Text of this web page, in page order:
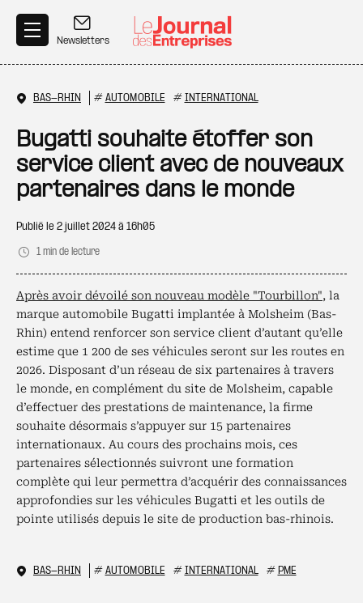
Newsletters
BAS-RHIN # AUTOMOBILE # INTERNATIONAL
Bugatti souhaite étoffer son
service client avec de nouveaux
partenaires dans le monde
Publié le 2 juillet 2024 à 16h05
1 min de lecture
Après avoir dévoilé son nouveau modèle "Tourbillon", la
marque automobile Bugatti implantée à Molsheim (Bas-
Rhin) entend renforcer son service client d’autant qu’elle
estime que 1 200 de ses véhicules seront sur les routes en
2026. Disposant d’un réseau de six partenaires à travers
le monde, en complément du site de Molsheim, capable
d’effectuer des prestations de maintenance, la firme
souhaite désormais s’appuyer sur 15 partenaires
internationaux. Au cours des prochains mois, ces
partenaires sélectionnés suivront une formation
complète qui leur permettra d’acquérir des connaissances
approfondies sur les véhicules Bugatti et les outils de
pointe utilisés depuis le site de production bas-rhinois.
BAS-RHIN # AUTOMOBILE # INTERNATIONAL # PME